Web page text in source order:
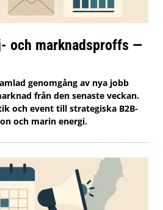
och marknadsproffs —
genomgång av nya jobb
från den senaste veckan.
och event till strategiska B2B-
och marin energi.